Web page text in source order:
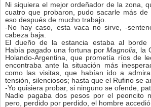
Ni siquiera el mejor ordeñador de la zona,
cuatro que probaron, pudo sacarle más
eso después de mucho trabajo.
-No hay caso, esta vaca no sirve, -
cabeza baja.
El dueño de la estancia estaba al borde
Había pagado una fortuna porMagnolia,
la
Holando-Argentina, que prometía ríos de
encontraba ante la situación más
como las visitas, que habían ido a
tensión, silenciosos; hasta que el Rufino se
-Yo quisiera probar, si ninguno se ofende,
Nadie pagaba dos pesos por el peoncito
pero, perdido por perdido, el hombre accedió.